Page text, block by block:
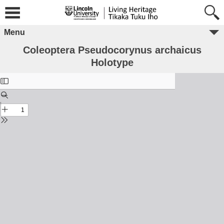
Menu
Coleoptera Pseudocorynus archaicus
Holotype